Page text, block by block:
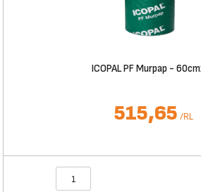
ICOPAL PF Murpap -
515,65 /RL